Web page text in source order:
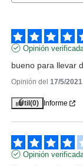
Opinión
bueno para llevar
Opinión del 17/5/2021
Útil (0) Informe
Opinión